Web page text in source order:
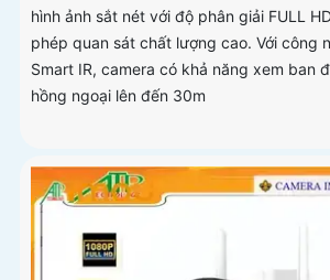
hình ảnh sắt nét với độ phân giải FULL
phép quan sát chất lượng cao. Với công
Smart IR, camera có khả năng xem ban
hồng ngoại lên đến 30m